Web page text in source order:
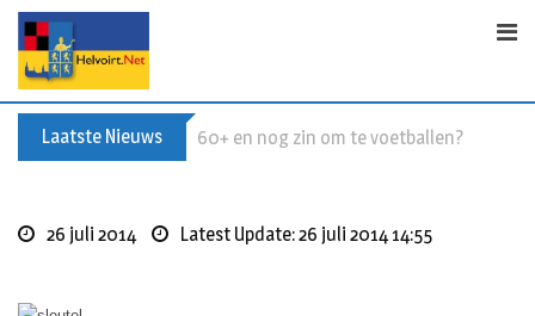
p
Laatste Nieuws Buxusplanten in brand in Biezenmortel,
26 juli 2014 Latest Update: 26 juli 2014 14:55